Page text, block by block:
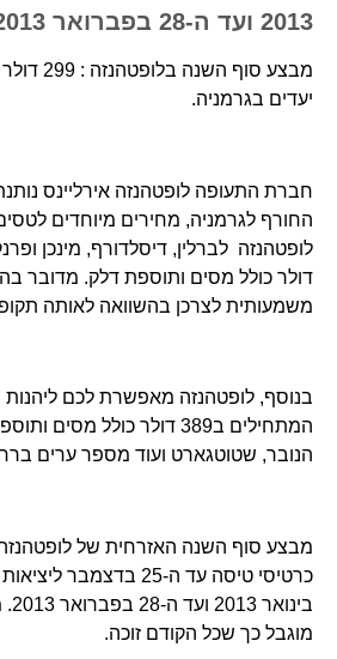
2013 ועד ה-28 בפברואר 2013
מבצע סוף
יעדים בגרמניה.
חברת התעופה לופטהנזה אירליינס
החורף לגרמניה, מחירים מיוחדים
דולר כולל מסים ותוספת דלק. מדובר
משמעותית לצרכן בהשוואה לאותה
בנוסף, לופטהנזה מאפשרת לכם ליהנות
המתחילים ב389 דולר כולל
הנובר, שטוטגארט ועוד מספר ערים
מבצע סוף השנה האזרחית של
מוגבל כך שכל הקודם זוכה.